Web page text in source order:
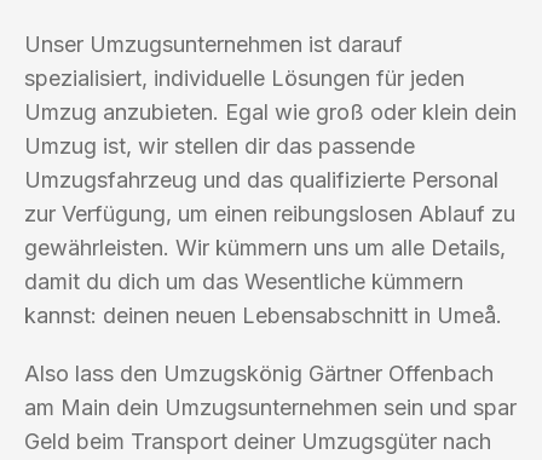
Unser Umzugsunternehmen ist darauf
spezialisiert, individuelle Lösungen für jeden
Umzug anzubieten. Egal wie groß oder klein dein
Umzug ist, wir stellen dir das passende
Umzugsfahrzeug und das qualifizierte Personal
zur Verfügung, um einen reibungslosen Ablauf zu
gewährleisten. Wir kümmern uns um alle Details,
damit du dich um das Wesentliche kümmern
kannst: deinen neuen Lebensabschnitt in Umeå.
Also lass den Umzugskönig Gärtner Offenbach
am Main dein Umzugsunternehmen sein und spar
Geld beim Transport deiner Umzugsgüter nach